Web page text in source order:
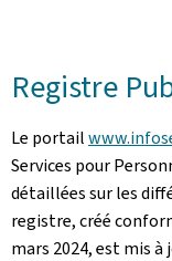
Registre
Le portail
Services pour
détaillées sur les
registre, créé
mars 2024, est mis